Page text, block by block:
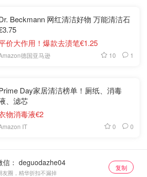
Beckmann 网红清洁好物 万能清洁石
价大作用！爆款去渍笔€1.25
德国亚马逊 10 1
Day家居清洁榜单！厕纸、消毒
、滤芯
物消毒液€2
IT 0 0
：
友圈，精华折扣不漏掉
复制